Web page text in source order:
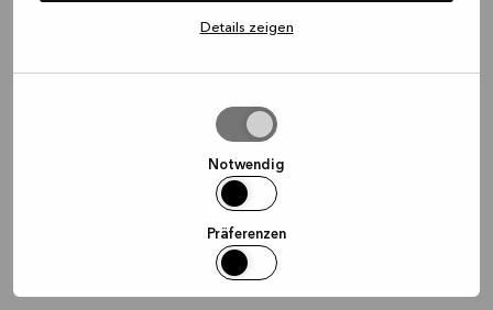
Details zeigen
Notwendig
Präferenzen